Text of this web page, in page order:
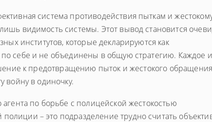
система противодействия пыткам и
видимость системы. Этот вывод становится
институтов, которые декларируются как
себе и не объединены в общую стратегию. Каждое
к предотвращению пыток и жестокого
войну в одиночку.
по борьбе с полицейской жестокостью
– это подразделение трудно считать